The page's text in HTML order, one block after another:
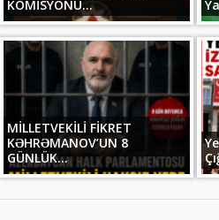
KOMİSYONU...
MİLLETVEKİLİ FİKRET
KƏHRƏMANOV’UN 8
GÜNLÜK...